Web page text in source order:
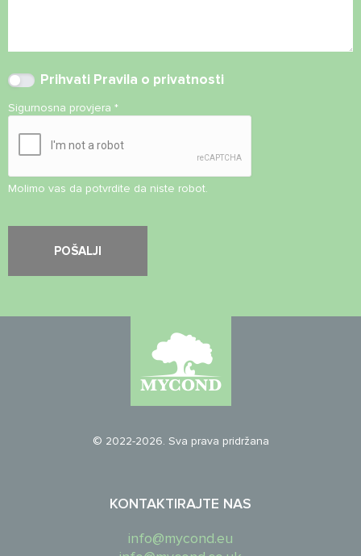
Prihvati Pravila o privatnosti
Sigurnosna provjera *
Molimo vas da potvrdite da niste robot.
© 2022-2026. Sva prava pridržana
KONTAKTIRAJTE NAS
info@mycond.eu